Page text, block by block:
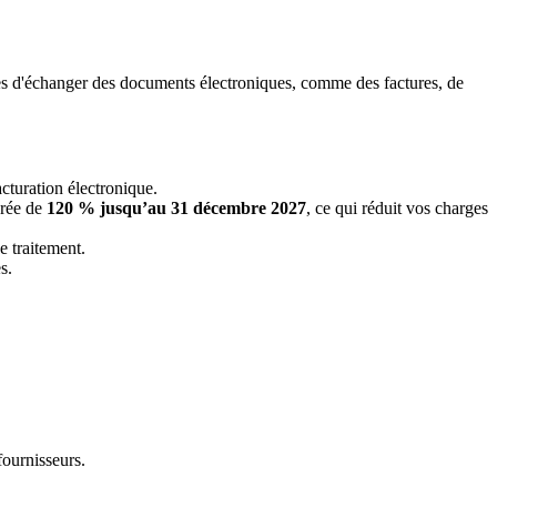
des documents électroniques, comme des factures, de
électronique.
de 120 % jusqu’au 31 décembre 2027, ce qui réduit vos charges
traitement.